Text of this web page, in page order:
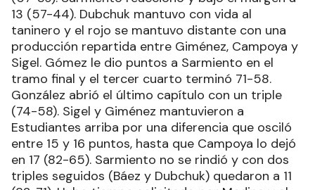
13 (57-44). Dubchuk mantuvo con vida al
taninero y el rojo se mantuvo distante con una
producción repartida entre Giménez, Campoya y
Sigel. Gómez le dio puntos a Sarmiento en el
tramo final y el tercer cuarto terminó 71-58.
González abrió el último capítulo con un triple
(74-58). Sigel y Giménez mantuvieron a
Estudiantes arriba por una diferencia que osciló
entre 15 y 16 puntos, hasta que Campoya lo dejó
en 17 (82-65). Sarmiento no se rindió y con dos
triples seguidos (Báez y Dubchuk) quedaron a 11